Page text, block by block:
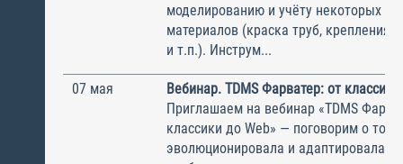
моделированию и учёту некоторых
материалов (краска труб, крепления
и т.п.). Инструм...
07 мая
Вебинар. TDMS Фарватер: от
Приглашаем на вебинар «TDMS
классики до Web» — поговорим о том,
эволюционировала и адаптировалась